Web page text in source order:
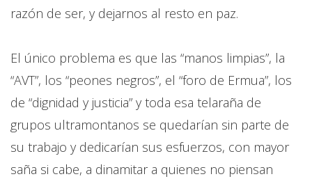
razón de ser, y dejarnos al resto en paz.
El único problema es que las “manos limpias”, la
“AVT”, los “peones negros”, el “foro de Ermua”, los
de “dignidad y justicia” y toda esa telaraña de
grupos ultramontanos se quedarían sin parte de
su trabajo y dedicarían sus esfuerzos, con mayor
saña si cabe, a dinamitar a quienes no piensan